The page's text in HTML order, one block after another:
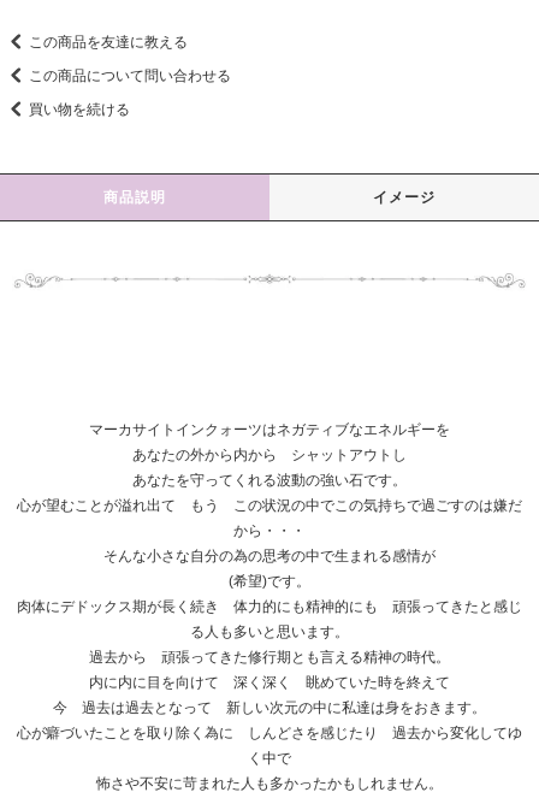
この商品を友達に教える
この商品について問い合わせる
買い物を続ける
商品説明 イメージ
マーカサイトインクォーツはネガティブなエネルギーを
あなたの外から内から シャットアウトし
あなたを守ってくれる波動の強い石です。
心が望むことが溢れ出て もう この状況の中でこの気持ちで過ごすのは嫌だ
から・・・
そんな小さな自分の為の思考の中で生まれる感情が
(希望)です。
肉体にデドックス期が長く続き 体力的にも精神的にも 頑張ってきたと感じ
る人も多いと思います。
過去から 頑張ってきた修行期とも言える精神の時代。
内に内に目を向けて 深く深く 眺めていた時を終えて
今 過去は過去となって 新しい次元の中に私達は身をおきます。
心が癖づいたことを取り除く為に しんどさを感じたり 過去から変化してゆ
く中で
怖さや不安に苛まれた人も多かったかもしれません。